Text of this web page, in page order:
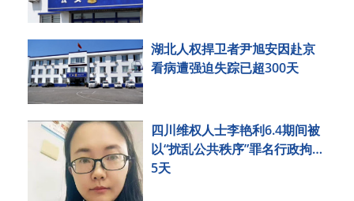
湖北人权捍卫者尹旭安因赴京
看病遭强迫失踪已超300天
四川维权人士李艳利6.4期间被
以“扰乱公共秩序”罪名行政拘留
5天